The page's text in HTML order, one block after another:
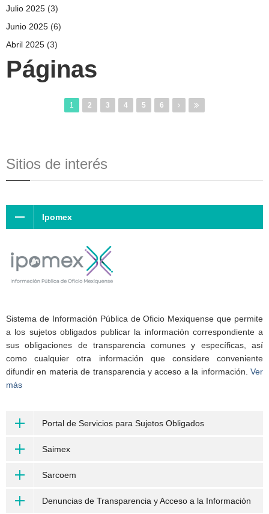
Julio 2025 (3)
Junio 2025 (6)
Abril 2025 (3)
Páginas
1 2 3 4 5 6
Sitios de interés
Ipomex
Sistema de Información Pública de Oficio Mexiquense que permite
a los sujetos obligados publicar la información correspondiente a
sus obligaciones de transparencia comunes y específicas, así
como cualquier otra información que considere conveniente
difundir en materia de transparencia y acceso a la información. Ver
más
Portal de Servicios para Sujetos Obligados
Saimex
Sarcoem
Denuncias de Transparencia y Acceso a la Información